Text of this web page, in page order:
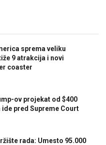
sprema veliku
9 atrakcija i novi
coaster
ov projekat od $400
ide pred Supreme Court
rada: Umesto 95.000